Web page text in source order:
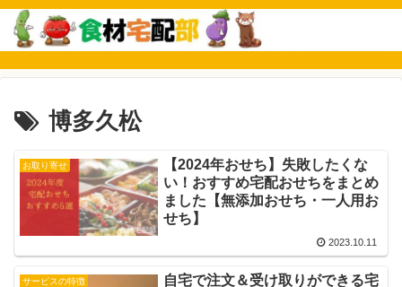
博多久松
お取り寄せ
【2024年おせち】失敗したくな
い！おすすめ宅配おせちをまとめ
ました【無添加おせち・一人用お
せち】
2023.10.11
サービスの特徴
自宅で注文＆受け取りができる宅